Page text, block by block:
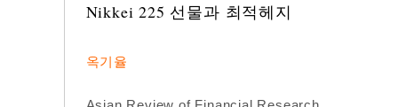
Nikkei 225 선물과 최적헤지
옥기율